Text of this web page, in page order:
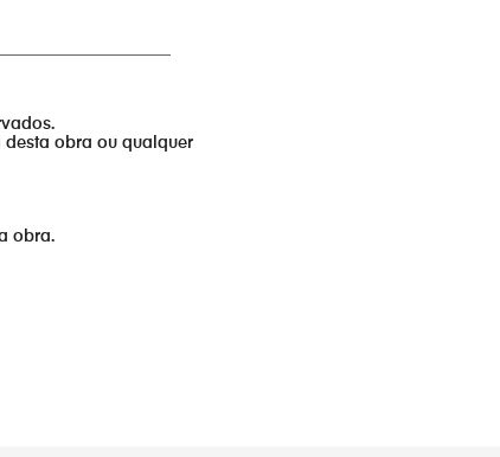
obra ou qualquer
obra.